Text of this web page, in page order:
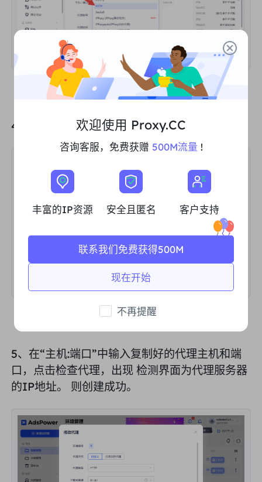
4、在“ IP查询渠道”中选择ip-api
5、在“主机:端口”中输入复制好的代理主机和端
口，点击检查代理， 出现检测界面为代理服务器
的IP地址。
则创建成功。
欢迎使用 Proxy.CC
咨询客服，免费获赠 500M流量 !
丰富的IP资源 安全且匿名 客户支持
现在开始
联系我们免费获得500M
不再提醒